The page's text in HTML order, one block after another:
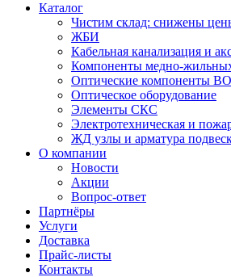
Каталог
Чистим склад: снижены
ЖБИ
Кабельная канализация и
Компоненты медно-
Оптические компоненты
Оптическое оборудование
Элементы СКС
Электротехническая и
ЖД узлы и арматура
О компании
Новости
Акции
Вопрос-ответ
Партнёры
Услуги
Доставка
Прайс-листы
Контакты